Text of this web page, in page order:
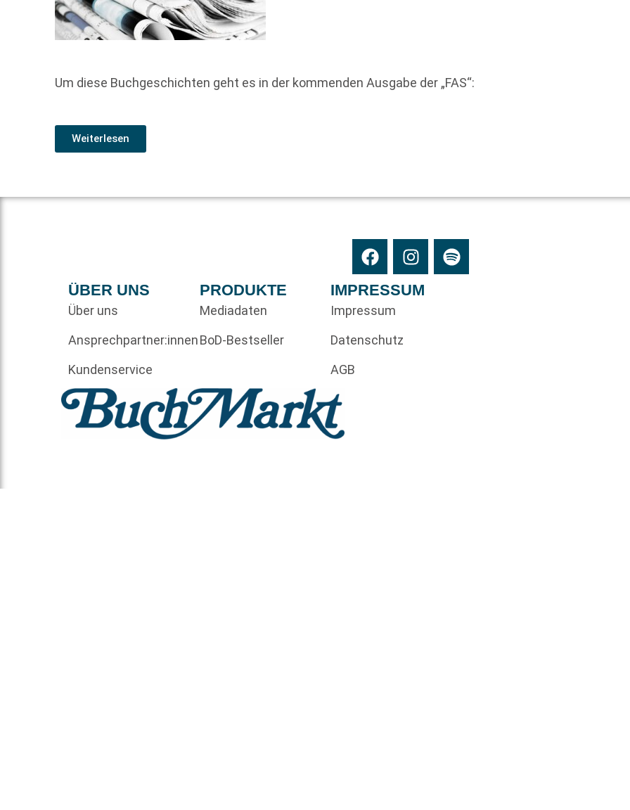
Um diese Buchgeschichten geht es in der kommenden Ausgabe der „FAS“:
Weiterlesen
ÜBER UNS
Über uns
Ansprechpartner:innen
Kundenservice
PRODUKTE
Mediadaten
BoD-Bestseller
IMPRESSUM
Impressum
Datenschutz
AGB